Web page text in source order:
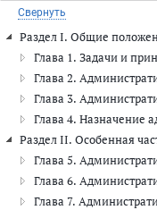
Свернуть
Раздел I. Общие
Глава 1. Задачи и
Глава 2.
Глава 3.
Глава 4. Назначение
Раздел II. Особенная
Глава 5.
Глава 6.
Глава 7.